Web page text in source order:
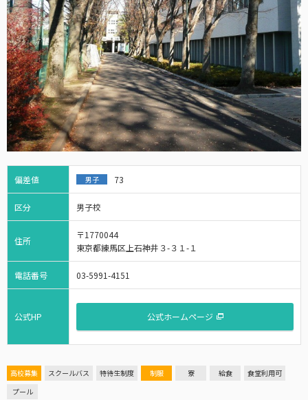
偏差値 男子 73
区分 男子校
住所
〒1770044
東京都練馬区上石神井３-３１-１
電話番号 03-5991-4151
公式HP 公式ホームページ
高校募集 スクールバス 特待生制度 制服 寮 給食
食堂利用可
プール